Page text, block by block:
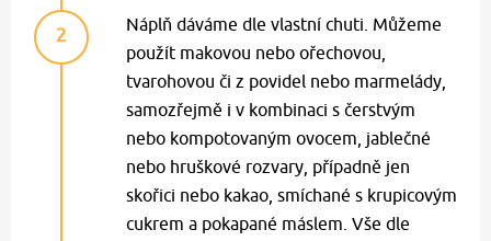
2
Náplň dáváme dle vlastní chuti. Můžeme
použít makovou nebo ořechovou,
tvarohovou či z povidel nebo marmelády,
samozřejmě i v kombinaci s čerstvým
nebo kompotovaným ovocem, jablečné
nebo hruškové rozvary, případně jen
skořici nebo kakao, smíchané s krupicovým
cukrem a pokapané máslem. Vše dle